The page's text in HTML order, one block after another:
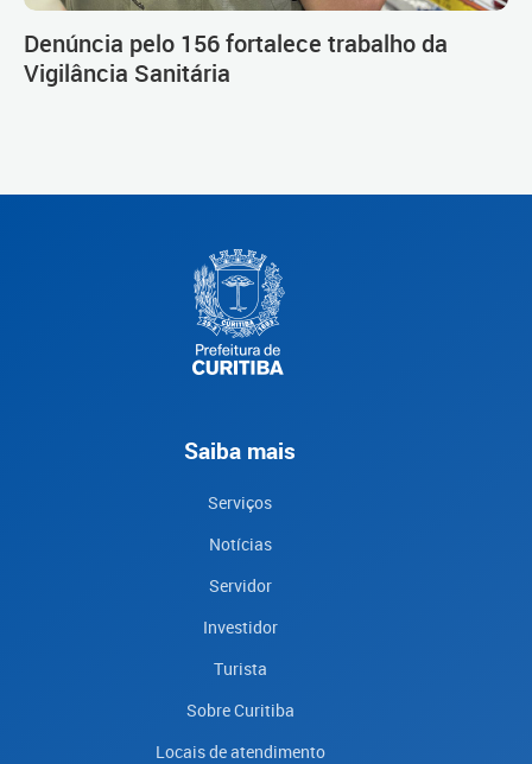
Denúncia pelo 156 fortalece trabalho da
Vigilância Sanitária
Saiba mais
Serviços
Notícias
Servidor
Investidor
Turista
Sobre Curitiba
Locais de atendimento